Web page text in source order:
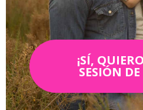
¡SÍ,
SESIÓN